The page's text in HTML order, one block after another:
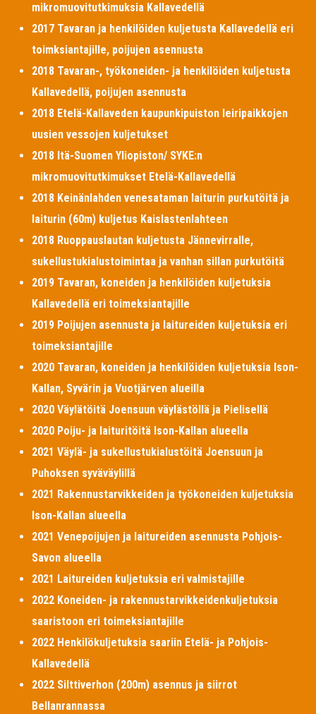
mikromuovitutkimuksia Kallavedellä
2017 Tavaran ja henkilöiden kuljetusta Kallavedellä eri
toimksiantajille, poijujen asennusta
2018 Tavaran-, työkoneiden- ja henkilöiden kuljetusta
Kallavedellä, poijujen asennusta
2018 Etelä-Kallaveden kaupunkipuiston leiripaikkojen
uusien vessojen kuljetukset
2018 Itä-Suomen Yliopiston/ SYKE:n
mikromuovitutkimukset Etelä-Kallavedellä
2018 Keinänlahden venesataman laiturin purkutöitä ja
laiturin (60m) kuljetus Kaislastenlahteen
2018 Ruoppauslautan kuljetusta Jännevirralle,
sukellustukialustoimintaa ja vanhan sillan purkutöitä
2019 Tavaran, koneiden ja henkilöiden kuljetuksia
Kallavedellä eri toimeksiantajille
2019 Poijujen asennusta ja laitureiden kuljetuksia eri
toimeksiantajille
2020 Tavaran, koneiden ja henkilöiden kuljetuksia Ison-
Kallan, Syvärin ja Vuotjärven alueilla
2020 Väylätöitä Joensuun väylästöllä ja Pielisellä
2020 Poiju- ja laituritöitä Ison-Kallan alueella
2021 Väylä- ja sukellustukialustöitä Joensuun ja
Puhoksen syväväylillä
2021 Rakennustarvikkeiden ja työkoneiden kuljetuksia
Ison-Kallan alueella
2021 Venepoijujen ja laitureiden asennusta Pohjois-
Savon alueella
2021 Laitureiden kuljetuksia eri valmistajille
2022 Koneiden- ja rakennustarvikkeidenkuljetuksia
saaristoon eri toimeksiantajille
2022 Henkilökuljetuksia saariin Etelä- ja Pohjois-
Kallavedellä
2022 Silttiverhon (200m) asennus ja siirrot
Bellanrannassa